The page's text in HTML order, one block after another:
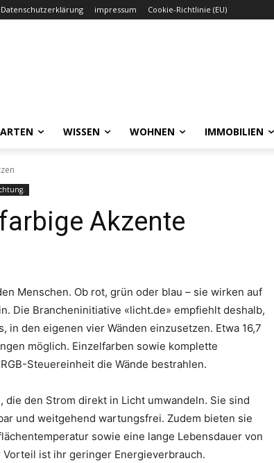
Datenschutzerklärung impressum Cookie-Richtlinie (EU)
WISSEN WOHNEN IMMOBILIEN
Akzente
Menschen. Ob rot, grün oder blau – sie wirken auf
Die Brancheninitiative «licht.de» empfiehlt deshalb,
in den eigenen vier Wänden einzusetzen. Etwa 16,7
möglich. Einzelfarben sowie komplette
Steuereinheit die Wände bestrahlen.
den Strom direkt in Licht umwandeln. Sie sind
und weitgehend wartungsfrei. Zudem bieten sie
sowie eine lange Lebensdauer von
ist ihr geringer Energieverbrauch.